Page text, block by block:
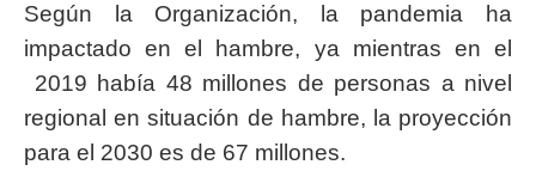
Según la Organización, la pandemia ha
impactado en el hambre, ya mientras en el
2019 había 48 millones de personas a nivel
regional en situación de hambre, la proyección
para el 2030 es de 67 millones.